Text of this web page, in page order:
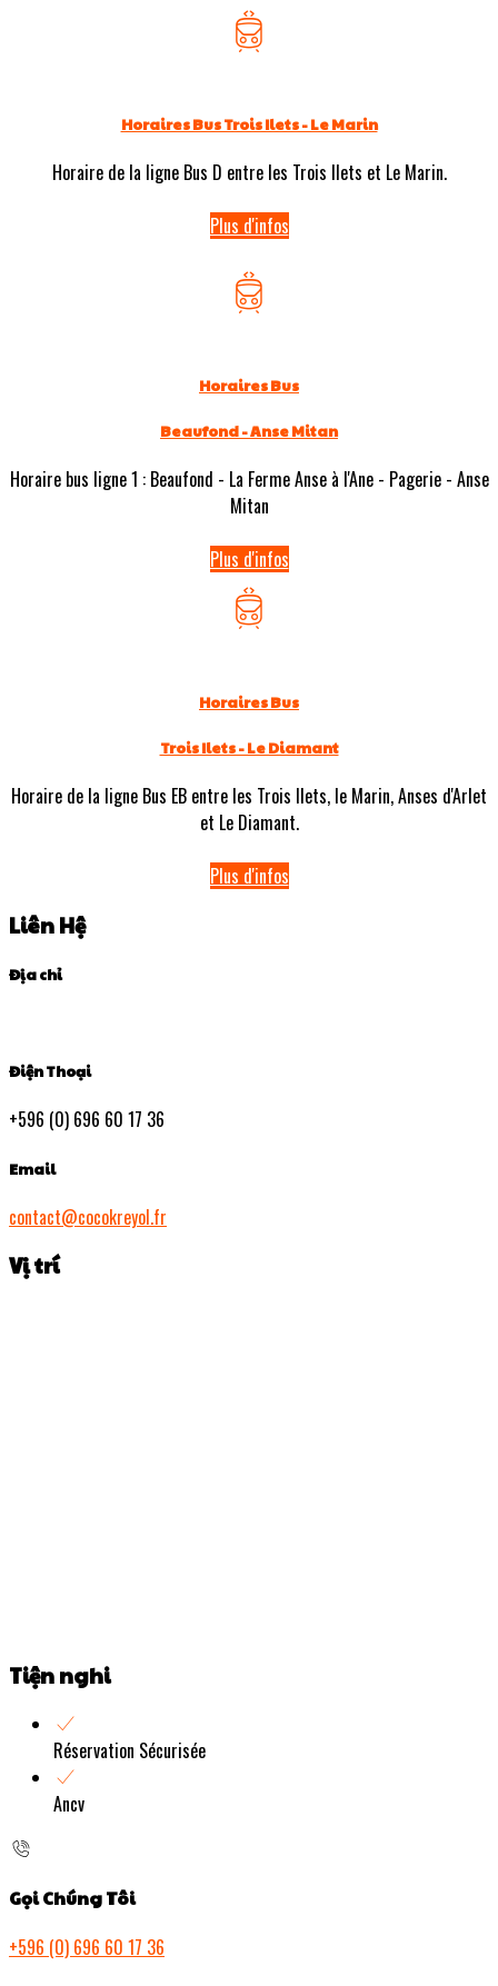
Horaires Bus Trois Ilets - Le Marin
Horaire de la ligne Bus D entre les Trois Ilets et Le Marin.
Plus d'infos
Horaires Bus
Beaufond - Anse Mitan
Horaire bus ligne 1 : Beaufond - La Ferme Anse à l'Ane - Pagerie - Anse
Mitan
Plus d'infos
Horaires Bus
Trois Ilets - Le Diamant
Horaire de la ligne Bus EB entre les Trois Ilets, le Marin, Anses d'Arlet
et Le Diamant.
Plus d'infos
Liên Hệ
Địa chỉ
Điện Thoại
+596 (0) 696 60 17 36
Email
contact@cocokreyol.fr
Vị trí
Tiện nghi
Réservation Sécurisée
Ancv
Gọi Chúng Tôi
+596 (0) 696 60 17 36